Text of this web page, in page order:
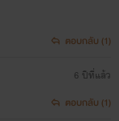
ตอบกลับ (1)
6 ปีที่แล้ว
ตอบกลับ (1)